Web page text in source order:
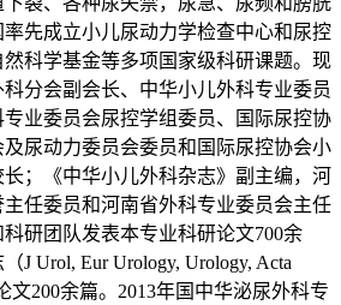
先成立小儿尿动力学检查中心和尿控
科学基金等多项国家级科研课题。现
分会副会长、中华小儿外科专业委员
业委员会尿控学组委员、国际尿控协
尿动力委员会委员和国际尿控协会小
；《中华小儿外科杂志》副主编，河
任委员和河南省外科专业委员会主任
研团队发表本专业科研论文700余
J Urol, Eur Urology, Urology, Acta
文200余篇。2013年国中华泌尿外科专